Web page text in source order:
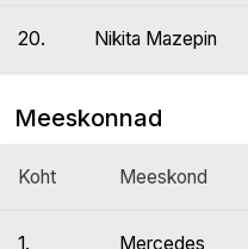
20. Nikita Mazepin
Meeskonnad
Koht Meeskond
1. Mercedes